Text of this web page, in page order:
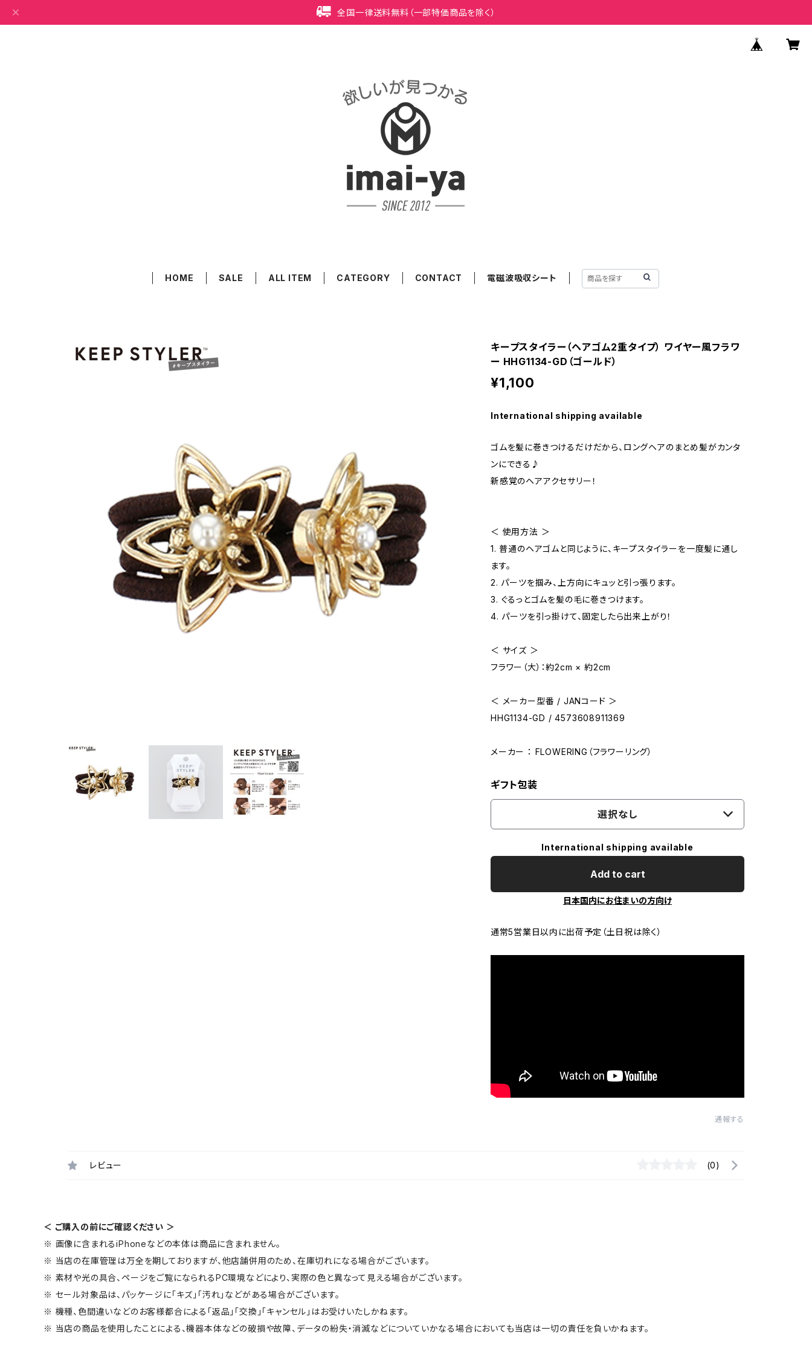
全国一律送料無料（一部特価商品を除く）
HOME SALE ALL ITEM CATEGORY CONTACT 電磁波吸収シート
キープスタイラー（ヘアゴム2重タイプ） ワイヤー風フラワ
ー HHG1134-GD（ゴールド）
¥1,100
International shipping available
ゴムを髪に巻きつけるだけだから、ロングヘアのまとめ髪がカンタ
ンにできる♪
新感覚のヘアアクセサリー！
＜ 使用方法 ＞
1. 普通のヘアゴムと同じように、キープスタイラーを一度髪に通し
ます。
2. パーツを掴み、上方向にキュッと引っ張ります。
3. ぐるっとゴムを髪の毛に巻きつけます。
4. パーツを引っ掛けて、固定したら出来上がり！
＜ サイズ ＞
フラワー（大）：約2cm × 約2cm
＜ メーカー型番 / JANコード ＞
HHG1134-GD / 4573608911369
メーカー ： FLOWERING（フラワーリング）
ギフト包装
選択なし
International shipping available
Add to cart
日本国内にお住まいの方向け
通常5営業日以内に出荷予定（土日祝は除く）
通報する
レビュー (0)
＜ ご購入の前にご確認ください ＞
※ 画像に含まれるiPhoneなどの本体は商品に含まれません。
※ 当店の在庫管理は万全を期しておりますが、他店舗併用のため、在庫切れになる場合がございます。
※ 素材や光の具合、ページをご覧になられるPC環境などにより、実際の色と異なって見える場合がございます。
※ セール対象品は、パッケージに「キズ」「汚れ」などがある場合がございます。
※ 機種、色間違いなどのお客様都合による「返品」「交換」「キャンセル」はお受けいたしかねます。
※ 当店の商品を使用したことによる、機器本体などの破損や故障、データの紛失・消滅などについていかなる場合においても当店は一切の責任を負いかねます。